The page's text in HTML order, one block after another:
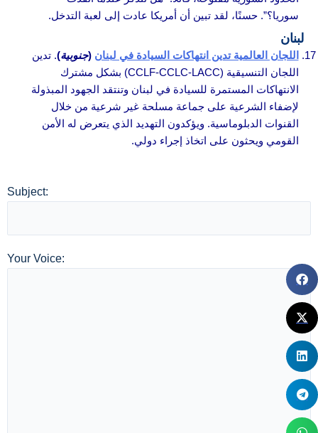
سوريا؟”. حسنًا، لقد تبين أن أمريكا عادت إلى لعبة التدخل.
لبنان
اللجان العالمية تدين انتهاكات السيادة في لبنان (جنوبية). تدين
اللجان التنسيقية (CCLF-CCLC-LACC) بشكل مشترك
الانتهاكات المستمرة للسيادة في لبنان وتنتقد الجهود المبذولة
لإضفاء الشرعية على جماعة مسلحة غير شرعية من خلال
القنوات الدبلوماسية. ويؤكدون التهديد الذي يتعرض له الأمن
القومي ويحثون على اتخاذ إجراء دولي.
Subject:
Your Voice: